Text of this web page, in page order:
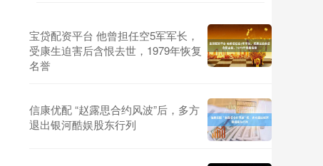
宝贷配资平台 他曾担任空5军军长，
受康生迫害后含恨去世，1979年恢复
名誉
信康优配 “赵露思合约风波”后，多方
退出银河酷娱股东行列